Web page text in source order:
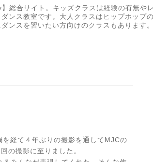
総合サイト。キッズクラスは経験の有無や
ンス教室です。大人クラスはヒップホップ
ンスを習いたい方向けのクラスもあります
経て４年ぶりの撮影を通してMJCの
の撮影に至りました。